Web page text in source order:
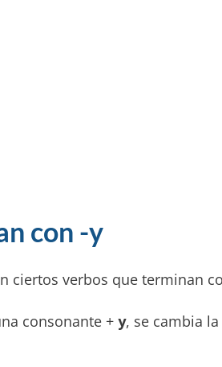
con -y
ciertos verbos que terminan
consonante + y, se cambia la